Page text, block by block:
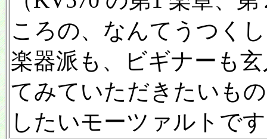
ころの、なんてうつく
楽器派も、ビギナーも
てみていただきたいも
したいモーツァルトで